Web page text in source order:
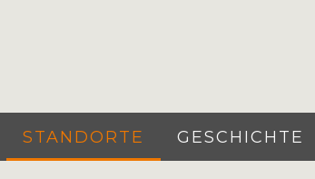
STANDORTE GESCHICHTE